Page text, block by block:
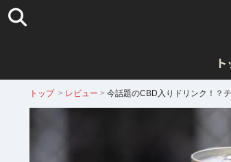
トップ > レビュー > 今話題のCBD入りドリンク！？